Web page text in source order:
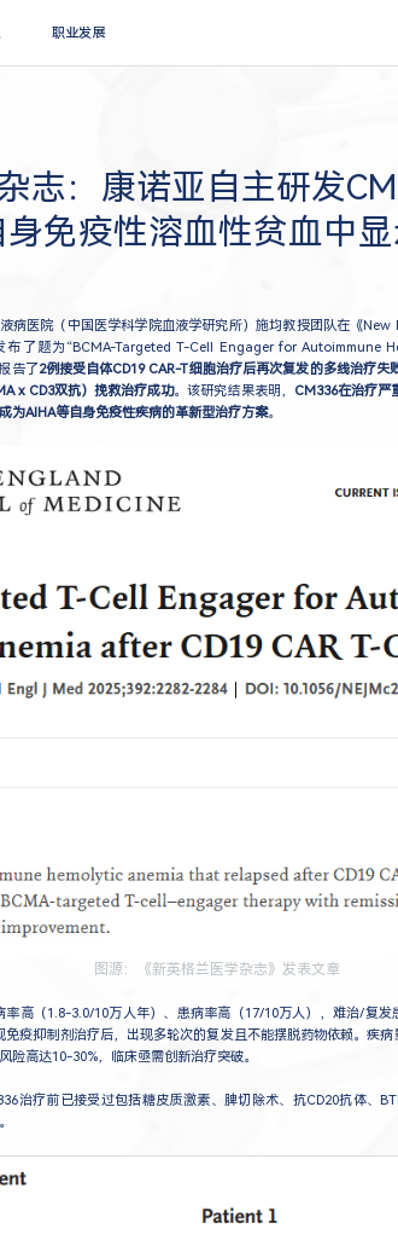
职业发展
志：康诺亚自主研发
免疫性溶血性贫血中
病医院（中国医学科学院血液学研究所）施均教授团队在《
了题为“BCMA-Targeted T-Cell Engager for Autoimmune
告了2例接受自体CD19 CAR-T细胞治疗后再次复发的多线治疗失
x CD3双抗）挽救治疗成功。该研究结果表明，
CM336在治疗严
为AIHA等自身免疫性疾病的革新型治疗方案。
图源：《新英格兰医学杂志》发表文章
率高（1.8-3.0/10万人年）、患病率高（17/10万人），难治/复
疫抑制剂治疗后，出现多轮次的复发且不能摆脱药物依赖。疾
险高达10-30%，临床亟需创新治疗突破。
治疗前已接受过包括糖皮质激素、脾切除术、抗CD20抗体、